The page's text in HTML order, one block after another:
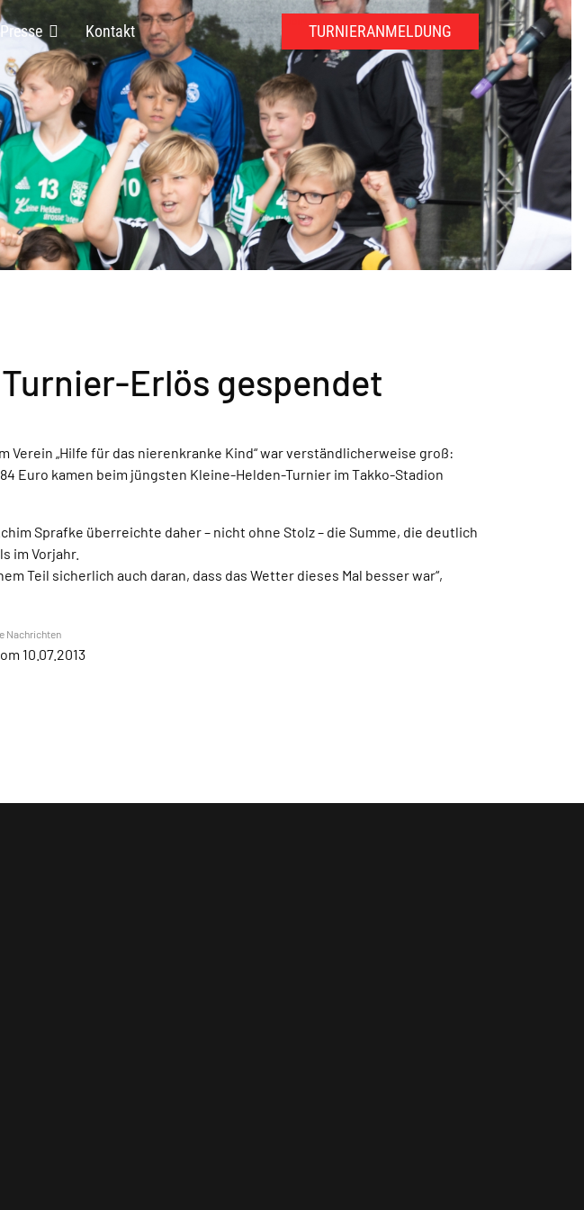
Presse Kontakt TURNIERANMELDUNG
Erlös gespendet
Verein „Hilfe für das nierenkranke Kind“ war verständlicherweise groß:
Euro kamen beim jüngsten Kleine-Helden-Turnier im Takko-Stadion
Sprafke überreichte daher – nicht ohne Stolz – die Summe, die deutlich
im Vorjahr.
Teil sicherlich auch daran, dass das Wetter dieses Mal besser war“,
Nachrichten
10.07.2013